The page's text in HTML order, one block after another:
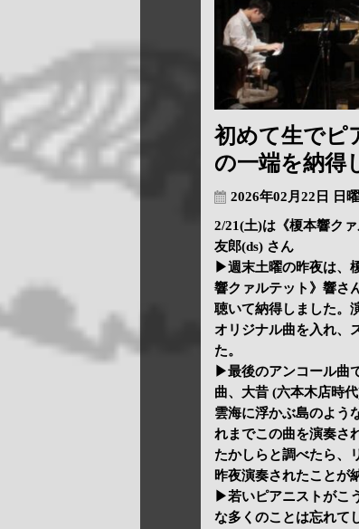
初めて生でピ
の一端を納得
2026年02月22日 日
2/21(土)は《榎本響ク
友郎(ds) さん
▶週末土曜の昨夜は、
響クァルテット》響さ
聴いて納得しました。
オリジナル曲を入れ、
た。
▶最後のアンコール曲
曲、大昔 (六本木店時
雲海に浮かぶ島のよう
れまでこの曲を演奏さ
たかしらと調べたら、
昨夜演奏されたことが
▶若いピアニストがこ
な多くのことは忘れて